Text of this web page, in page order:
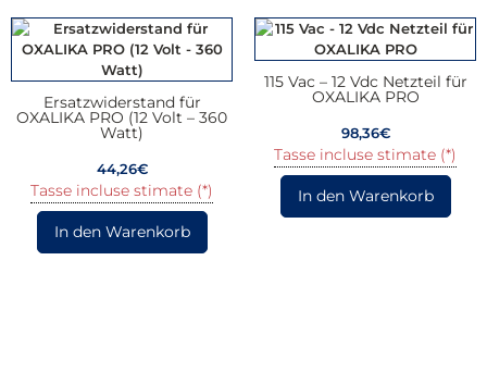
Ersatzwiderstand für
OXALIKA PRO (12 Volt – 360
Watt)
44,26€
Tasse incluse stimate (*)
In den Warenkorb
115 Vac – 12 Vdc Netzteil für
OXALIKA PRO
98,36€
Tasse incluse stimate (*)
In den Warenkorb